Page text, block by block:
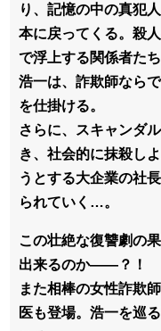
り、記憶の中の真犯
本に戻ってくる。殺
で浮上する関係者た
浩一は、詐欺師なら
を仕掛ける。
さらに、スキャンダ
き、社会的に抹殺し
うとする大企業の社
られていく…。
この壮絶な復讐劇の
出来るのか――？！
また相棒の女性詐欺
医も登場。浩一を巡